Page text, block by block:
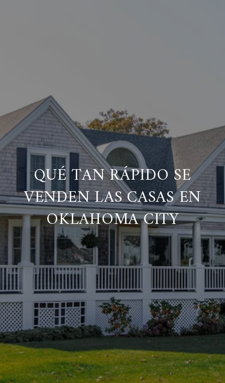
QUÉ TAN RÁPIDO SE
VENDEN LAS CASAS EN
OKLAHOMA CITY